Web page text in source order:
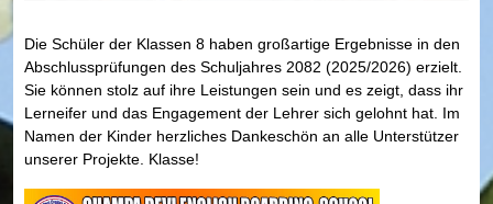
Die Schüler der Klassen 8 haben großartige Ergebnisse in den
Abschlussprüfungen des Schuljahres 2082 (2025/2026) erzielt.
Sie können stolz auf ihre Leistungen sein und es zeigt, dass ihr
Lerneifer und das Engagement der Lehrer sich gelohnt hat. Im
Namen der Kinder herzliches Dankeschön an alle Unterstützer
unserer Projekte. Klasse!